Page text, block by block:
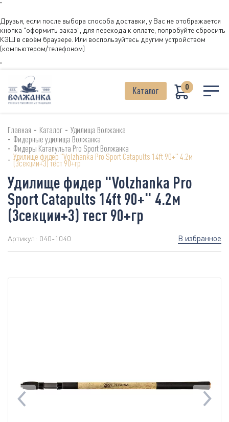
"
Друзья, если после выбора способа доставки, у Вас не отображается
кнопка "оформить заказ", для перехода к оплате, попробуйте сбросить
КЭШ в своём браузере. Или воспользуйтесь другим устройством
(компьютером/телефоном)
"
Каталог 0
Главная - Каталог - Удилища Волжанка
- Фидерные удилища Волжанка
- Фидеры Катапульта Pro Sport Волжанка
- Удилище фидер "Volzhanka Pro Sport Catapults 14ft 90+" 4.2м
(3секции+3) тест 90+гр
Удилище фидер "Volzhanka Pro
Sport Catapults 14ft 90+" 4.2м
(3секции+3) тест 90+гр
Артикул: 040-1040 В избранное